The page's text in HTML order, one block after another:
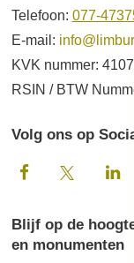
Telefoon: 077-
E-mail:
KVK nummer:
RSIN / BTW
Volg ons op
Blijf op de
en monumenten